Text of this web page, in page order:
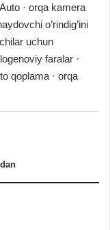
· orqa kamera
o’rindig’ini
uchun
faralar ·
qoplama · orqa